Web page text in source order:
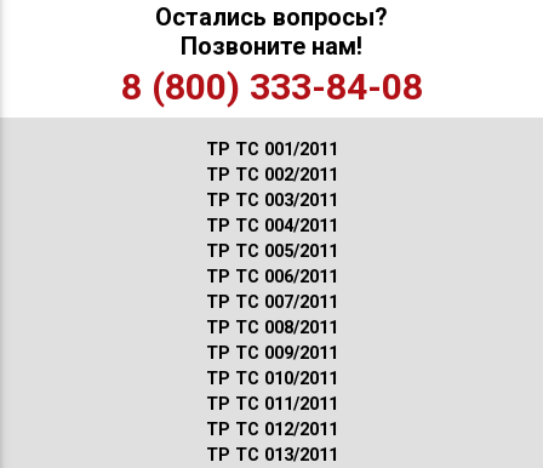
Остались вопросы?
Позвоните нам!
8 (800) 333-84-08
ТР ТС 001/2011
ТР ТС 002/2011
ТР ТС 003/2011
ТР ТС 004/2011
ТР ТС 005/2011
ТР ТС 006/2011
ТР ТС 007/2011
ТР ТС 008/2011
ТР ТС 009/2011
ТР ТС 010/2011
ТР ТС 011/2011
ТР ТС 012/2011
ТР ТС 013/2011